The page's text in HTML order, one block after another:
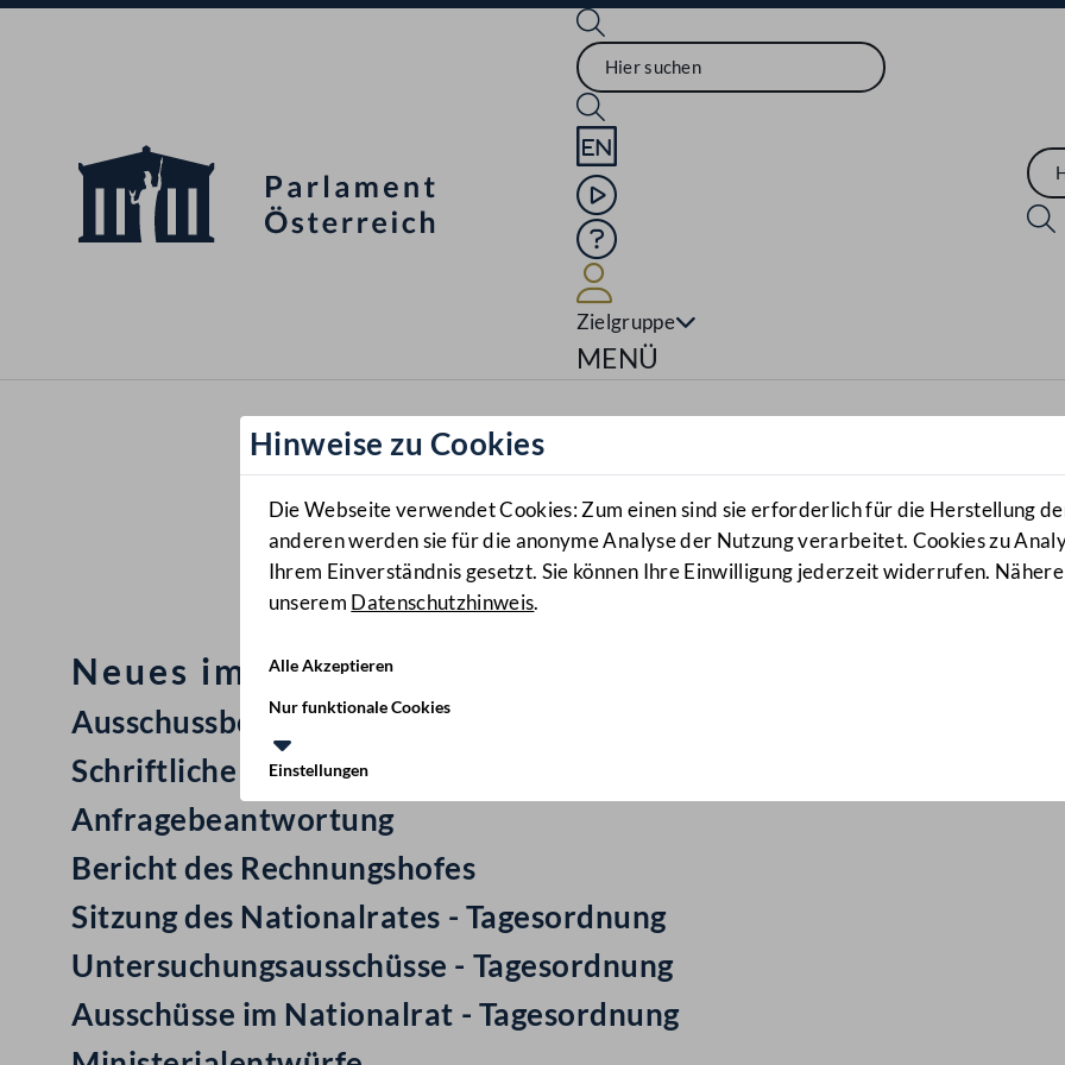
Sprache English
Mediathek
Hilfe
Zielgruppe
Navigationsmenü öffnen
MENÜ
Hinweise zu Cookies
Die Webseite verwendet Cookies: Zum einen sind sie erforderlich für die Herstellung
anderen werden sie für die anonyme Analyse der Nutzung verarbeitet. Cookies zu
Ihrem Einverständnis gesetzt. Sie können Ihre Einwilligung jederzeit widerrufen.
unserem Datenschutzhinweis.
Alle Akzeptieren
Nur funktionale Cookies
Einstellungen
Neues im Nationalrat: Mail Nr: 306
Ausschussbericht
Schriftliche Anfrage
Anfragebeantwortung
Bericht des Rechnungshofes
Sitzung des Nationalrates - Tagesordnung
Untersuchungsausschüsse - Tagesordnung
Ausschüsse im Nationalrat - Tagesordnung